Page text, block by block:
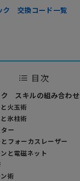
ク 交換コード一覧
目次
ク スキルの組み合わせ
火玉術
氷柱術
ー
フォーカスレーザー
と電磁ネット
術